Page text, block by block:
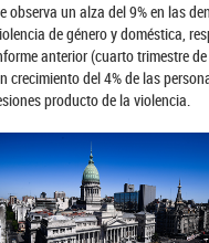
observa un alza del 9% en las
de género y doméstica,
anterior (cuarto trimestre
crecimiento del 4% de las
producto de la violencia.